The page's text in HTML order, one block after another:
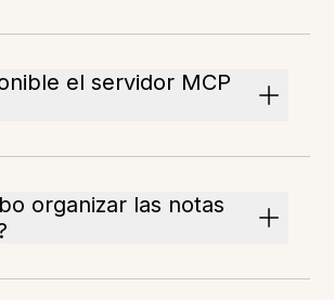
el servidor MCP
organizar las notas